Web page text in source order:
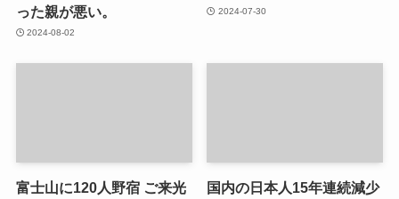
った親が悪い。
2024-08-02
2024-07-30
富士山に120人野宿 ご来光
国内の日本人15年連続減少